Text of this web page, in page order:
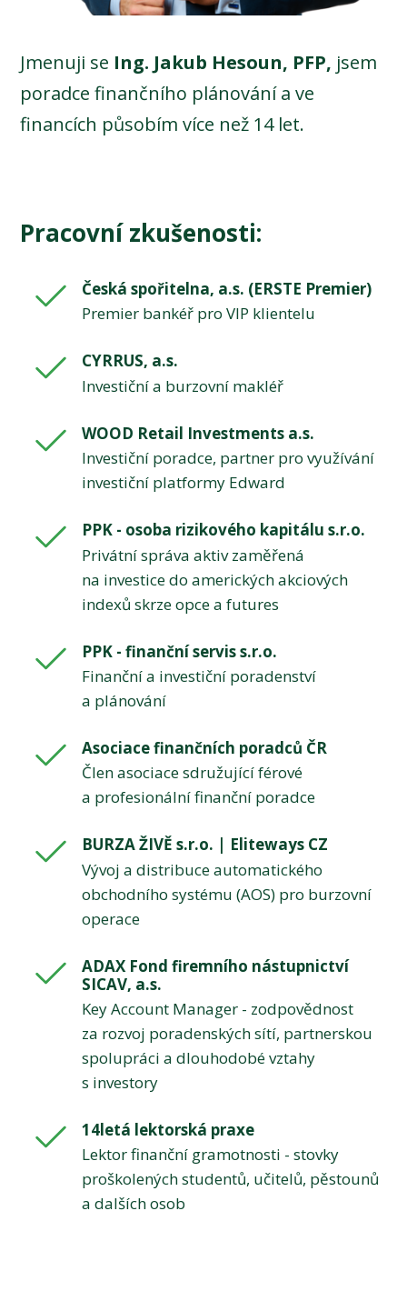
Jmenuji se Ing. Jakub Hesoun, PFP, jsem
poradce finančního plánování a ve
financích působím více než 14 let.
Pracovní zkušenosti:
Česká spořitelna, a.s. (ERSTE Premier)
Premier bankéř pro VIP klientelu
CYRRUS, a.s.
Investiční a burzovní makléř
WOOD Retail Investments a.s.
Investiční poradce, partner pro využívání
investiční platformy Edward
PPK - osoba rizikového kapitálu s.r.o.
Privátní správa aktiv zaměřená
na investice do amerických akciových
indexů skrze opce a futures
PPK - finanční servis s.r.o.
Finanční a investiční poradenství
a plánování
Asociace finančních poradců ČR
Člen asociace sdružující férové
a profesionální finanční poradce
BURZA ŽIVĚ s.r.o. | Eliteways CZ
Vývoj a distribuce automatického
obchodního systému (AOS) pro burzovní
operace
ADAX Fond firemního nástupnictví
SICAV, a.s.
Key Account Manager - zodpovědnost
za rozvoj poradenských sítí, partnerskou
spolupráci a dlouhodobé vztahy
s investory
14letá lektorská praxe
Lektor finanční gramotnosti - stovky
proškolených studentů, učitelů, pěstounů
a dalších osob